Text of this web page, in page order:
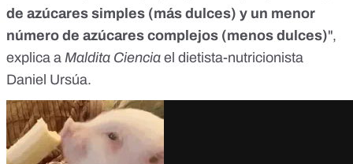
de azúcares simples (más dulces) y un menor
número de azúcares complejos (menos dulces)",
explica a Maldita Ciencia el dietista-nutricionista
Daniel Ursúa.